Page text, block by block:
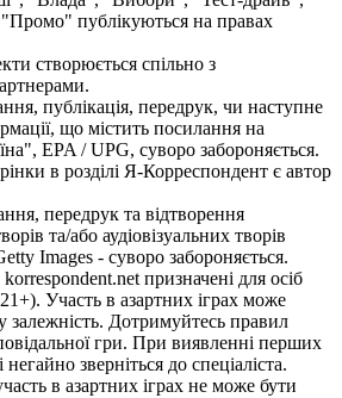
публікуються на правах
створюється спільно з
публікація, передрук, чи наступне
що містить посилання на
EPA / UPG, суворо забороняється.
в розділі Я-Корреспондент є автор
передрук та відтворення
та/або аудіовізуальних творів
Images - суворо забороняється.
призначені для осіб
Участь в азартних іграх може
залежність. Дотримуйтесь правил
гри. При виявленні перших
зверніться до спеціаліста.
в азартних іграх не може бути